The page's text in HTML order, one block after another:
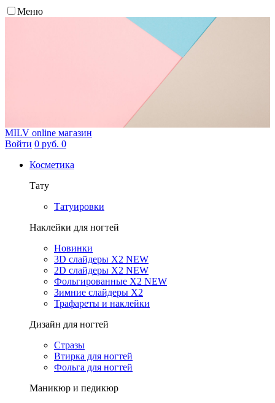
Меню
MILV online магазин
Войти 0 руб. 0
Косметика
Тату
Татуировки
Наклейки для ногтей
Новинки
3D слайдеры X2 NEW
2D слайдеры X2 NEW
Фольгированные X2 NEW
Зимние слайдеры Х2
Трафареты и наклейки
Дизайн для ногтей
Стразы
Втирка для ногтей
Фольга для ногтей
Маникюр и педикюр